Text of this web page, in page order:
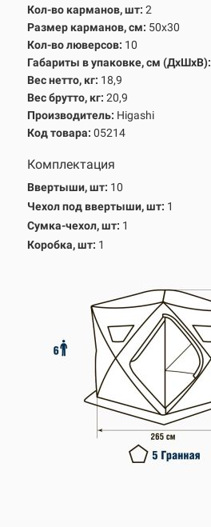
Кол-во карманов, шт: 2
Размер карманов, см: 50х30
Кол-во люверсов: 10
Габариты в упаковке, см (ДхШхВ):
Вес нетто, кг: 18,9
Вес брутто, кг: 20,9
Производитель: Higashi
Код товара: 05214
Комплектация
Ввертыши, шт: 10
Чехол под ввертыши, шт: 1
Сумка-чехол, шт: 1
Коробка, шт: 1